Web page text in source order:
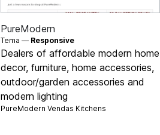
PureModern
Tema — Responsive
Dealers of affordable modern home
decor, furniture, home accessories,
outdoor/garden accessories and
modern lighting
PureModern Vendas Kitchens